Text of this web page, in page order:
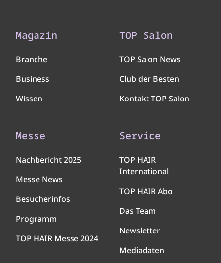
Magazin
Branche
Business
Wissen
TOP Salon
TOP Salon News
Club der Besten
Kontakt TOP Salon
Messe
Nachbericht 2025
Messe News
Besucherinfos
Programm
TOP HAIR Messe 2024
Service
TOP HAIR
International
TOP HAIR Abo
Das Team
Newsletter
Mediadaten